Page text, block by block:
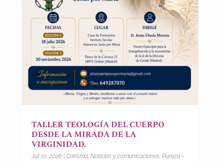
TALLER TEOLOGÍA DEL CUERPO
DESDE LA MIRADA DE LA
VIRGINIDAD.
Jul 10, 2026| Carisma, Noticias y comunicaciones, Pureza -